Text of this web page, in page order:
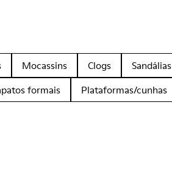
Mocassins Clogs Sandálias
formais Plataformas/cunhas